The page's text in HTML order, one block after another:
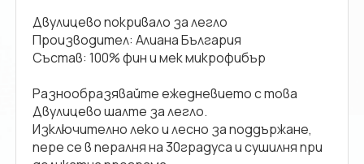
Двулицево покривало за легло
Производител: Алиана България
Състав: 100% фин и мек микрофибър
Разнообразявайте ежедневието с това
Двулицево шалте за легло.
Изключително леко и лесно за поддържане,
пере се в пералня на 30градуса и сушилня при